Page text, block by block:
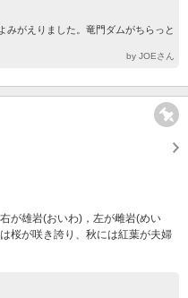
みがえりました。竜門ダムがちらっと
by JOEさん
が雄岩(おいわ)，左が雌岩(めい
桜が咲き誇り、秋には紅葉が夫婦